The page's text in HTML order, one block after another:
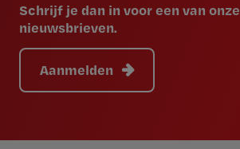
Schrijf je dan in voor een van onze
nieuwsbrieven.
Aanmelden